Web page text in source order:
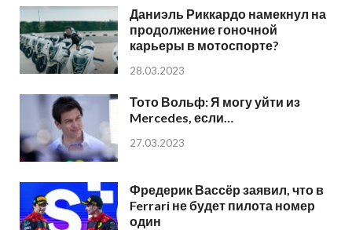
Даниэль Риккардо намекнул на
продолжение гоночной
карьеры в мотоспорте?
28.03.2023
Тото Вольф: Я могу уйти из
Mercedes, если…
27.03.2023
Фредерик Вассёр заявил, что в
Ferrari не будет пилота номер
один